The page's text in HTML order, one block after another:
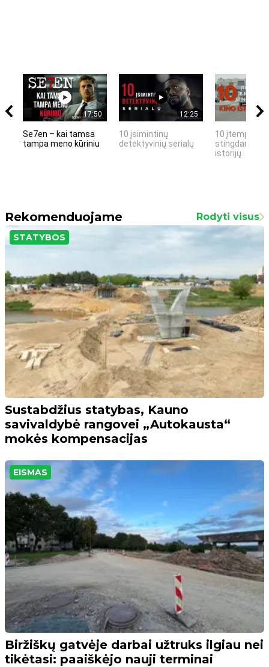
17:50
Se7en – kai tamsa
tampa meno kūriniu
12:25
10 įsimintinų
detektyvinių serialų
10 įtemptų,
stingdančių
istorijų
Rekomenduojame Rodyti visus
STATYBOS
Sustabdžius statybas, Kauno
savivaldybė rangovei „Autokausta“
mokės kompensacijas
EISMAS
Biržiškų gatvėje darbai užtruks ilgiau nei
tikėtasi: paaiškėjo nauji terminai